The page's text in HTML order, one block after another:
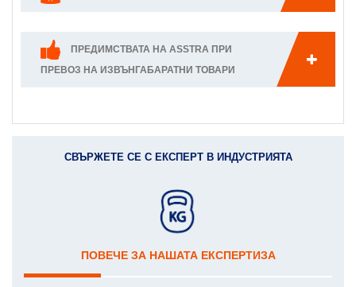
ПРЕДИМСТВАТА НА ASSTRA ПРИ
ПРЕВОЗ НА ИЗВЪНГАБАРАТНИ ТОВАРИ
СВЪРЖЕТЕ СЕ С ЕКСПЕРТ В ИНДУСТРИЯТА
ПОВЕЧЕ ЗА НАШАТА ЕКСПЕРТИЗА